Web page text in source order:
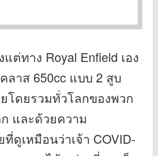
ต่ทาง Royal Enfield เอง
ลาส 650cc แบบ 2 สูบ
โดยรวมทั่วโลกของพวก
และด้วยความ
ดูเหมือนว่าเจ้า COVID-